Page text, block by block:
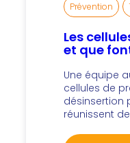
Prévention
Les
et que
Une équipe
cellules de
désinsertion
réunissent